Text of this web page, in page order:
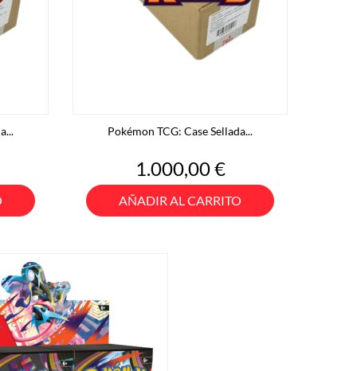
Pokémon TCG: Case Sellada...
Precio
1.000,00 €
AÑADIR AL CARRITO